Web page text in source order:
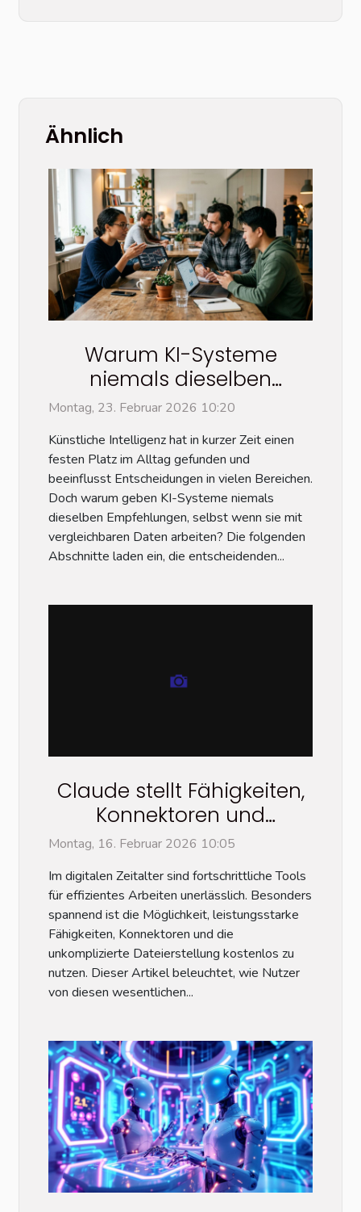
Ähnlich
Warum KI-Systeme
niemals dieselben
Empfehlungen geben
Montag, 23. Februar 2026 10:20
Künstliche Intelligenz hat in kurzer Zeit einen
festen Platz im Alltag gefunden und
beeinflusst Entscheidungen in vielen Bereichen.
Doch warum geben KI-Systeme niemals
dieselben Empfehlungen, selbst wenn sie mit
vergleichbaren Daten arbeiten? Die folgenden
Abschnitte laden ein, die entscheidenden...
Claude stellt Fähigkeiten,
Konnektoren und
Dateierstellung kostenlos
zur Verfügung
Montag, 16. Februar 2026 10:05
Im digitalen Zeitalter sind fortschrittliche Tools
für effizientes Arbeiten unerlässlich. Besonders
spannend ist die Möglichkeit, leistungsstarke
Fähigkeiten, Konnektoren und die
unkomplizierte Dateierstellung kostenlos zu
nutzen. Dieser Artikel beleuchtet, wie Nutzer
von diesen wesentlichen...